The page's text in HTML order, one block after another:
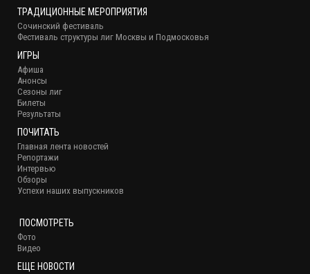
ТРАДИЦИОННЫЕ МЕРОПРИЯТИЯ
Сочинский фестиваль
Фестиваль структуры лиг Москвы и Подмосковья
ИГРЫ
Афиша
Анонсы
Сезоны лиг
Билеты
Результаты
ПОЧИТАТЬ
Главная лента новостей
Репортажи
Интервью
Обзоры
Успехи наших выпускников
ПОСМОТРЕТЬ
Фото
Видео
ЕЩЕ НОВОСТИ